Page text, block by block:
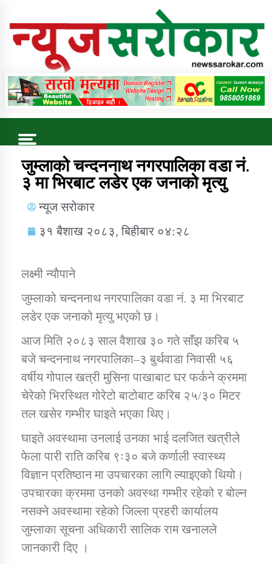
Online News Portal
Trending Now
कुषि बिकास कार्यालय जुम्ला सुचना सन्देश
डिभिजन कार्यालय जुम्लाको सुचना सन्देश
कर्णाली प्रविधि शिक्षालय जुम्लाको सुचना
सामाजिक बिकास कार्यालय जुम्लाकाे सुचना
जुम्लाको चन्दननाथ नगरपालिका वडा नं.
३ मा भिरबाट लडेर एक जनाको मृत्यु
न्यूज सरोकार
३१ बैशाख २०८३, बिहीबार ०४:२८
लक्ष्मी न्याैपाने
जुम्लाको चन्दननाथ नगरपालिका वडा नं. ३ मा भिरबाट
लडेर एक जनाको मृत्यु भएको छ।
आज मिति २०८३ साल वैशाख ३० गते साँझ करिब ५
बजे चन्दननाथ नगरपालिका–३ बुर्थवाडा निवासी ५६
वर्षीय गोपाल खत्री मुसिना पाखाबाट घर फर्कने क्रममा
चेरेको भिरस्थित गोरेटो बाटोबाट करिब २५/३० मिटर
तल खसेर गम्भीर घाइते भएका थिए।
घाइते अवस्थामा उनलाई उनका भाई दलजित खत्रीले
फेला पारी राति करिब ९ः३० बजे कर्णाली स्वास्थ्य
विज्ञान प्रतिष्ठान मा उपचारका लागि ल्याइएको थियो।
उपचारका क्रममा उनको अवस्था गम्भीर रहेको र बोल्न
नसक्ने अवस्थामा रहेको जिल्ला प्रहरी कार्यालय
जुम्लाका सूचना अधिकारी सालिक राम खनालले
जानकारी दिए ।